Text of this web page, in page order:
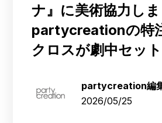
ナ』に美術協力しま
partycreationの特
クロスが劇中セッ
partycreation編
2026/05/25